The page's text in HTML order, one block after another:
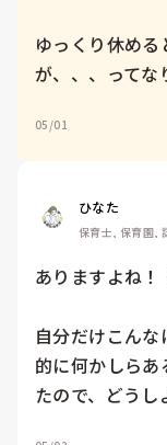
ゆっくり休め
が、、、ってな
05/01
ひなた
保育士, 保育園,
ありますよね！
自分だけこん
的に何かしら
たので、どうし